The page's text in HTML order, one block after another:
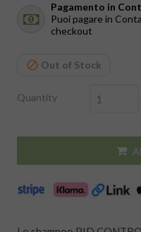
Pagamento in
Puoi pagare in
checkout
Out of Stock
Quantity